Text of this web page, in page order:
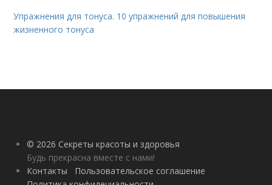
Упражнения для тонуса. 10 упражнений для повышения
жизненного тонуса
© 2026 Секреты красоты и здоровья
Будь прекрасна вместе с нами!
Контакты
Пользовательское соглашение